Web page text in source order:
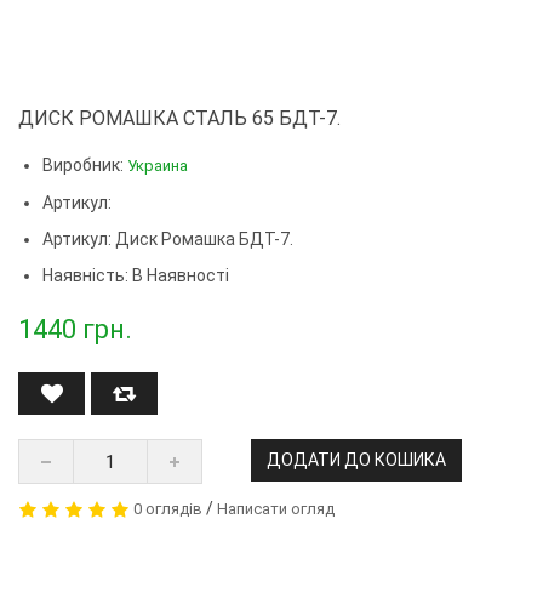
ДИСК РОМАШКА СТАЛЬ 65 БДТ-7.
Виробник: Украина
Артикул:
Артикул: Диск Ромашка БДТ-7.
Наявність: В Наявності
1440 грн.
ДОДАТИ ДО КОШИКА
0 оглядів / Написати огляд